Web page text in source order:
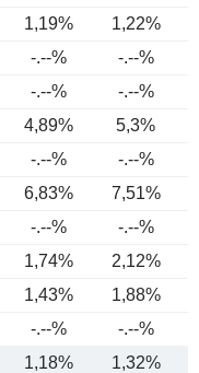
1,19%
1,22%
-.--% -.--%
-.--% -.--%
4,89% 5,3%
-.--% -.--%
6,83% 7,51%
-.--% -.--%
1,74% 2,12%
1,43% 1,88%
-.--% -.--%
1,18% 1,32%